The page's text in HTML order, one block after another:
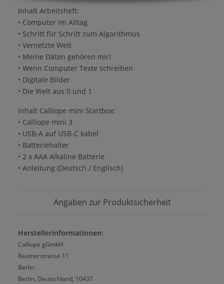
Inhalt Arbeitsheft:
• Computer im Alltag
• Schritt für Schritt zum Algorithmus
• Vernetzte Welt
• Meine Daten gehören mir!
• Wenn Computer Texte schreiben
• Digitale Bilder
• Die Welt aus 0 und 1
Inhalt Calliope mini Startbox:
• Calliope mini 3
• USB-A auf USB-C kabel
• Batteriehalter
• 2 x AAA Alkaline Batterie
• Anleitung (Deutsch / Englisch)
Angaben zur Produktsicherheit
Herstellerinformationen:
Calliope gGmbH
Raumerstrasse 11
Berlin
Berlin, Deutschland, 10437